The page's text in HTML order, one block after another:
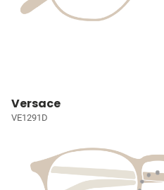
Versace
VE1291D